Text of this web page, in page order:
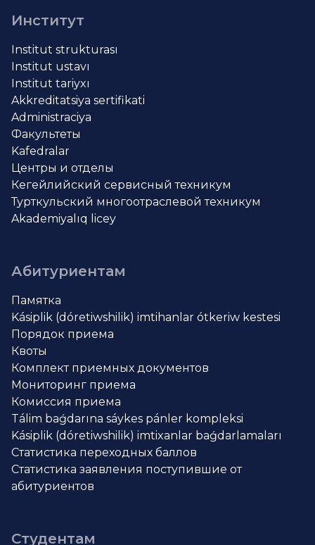
Институт
Institut strukturası
Institut ustavı
Institut tariyxı
Akkreditatsiya sertifikati
Administraciya
Факультеты
Kafedralar
Центры и отделы
Кегейлийский сервисный техникум
Турткульский многоотраслевой техникум
Akademiyalıq licey
Абитуриентам
Памятка
Kásiplik (dóretiwshilik) imtihanlar ótkeriw kestesi
Порядок приема
Квоты
Комплект приемных документов
Мониторинг приема
Комиссия приема
Tálim baǵdarına sáykes pánler kompleksi
Kásiplik (dóretiwshilik) imtixanlar baǵdarlamaları
Статистика переходных баллов
Статистика заявления поступившие от
абитуриентов
Студентам